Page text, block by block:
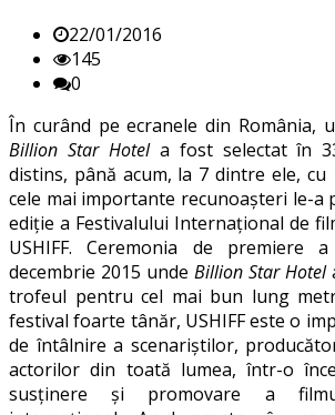
22/01/2016
145
0
În curând pe ecranele din România,
Billion Star Hotela fost selectat în
distins, până acum, la 7 dintre ele, cu
cele mai importante recunoașteri le-a
ediție a Festivalului Internațional de
USHIFF. Ceremonia de
decembrie 2015 unde Billion Star Hotel
trofeul pentru cel mai bun lung
festival foarte tânăr, USHIFF este o
de întâlnire a scenariștilor,
actorilor din toată lumea, într-o
susținere și promovare a